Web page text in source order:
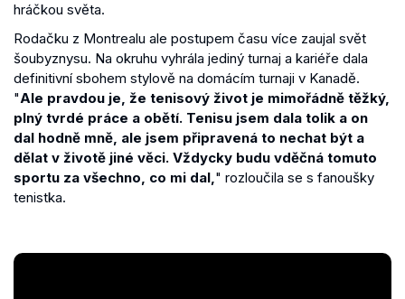
hráčkou světa.
Rodačku z Montrealu ale postupem času více zaujal svět
šoubyznysu. Na okruhu vyhrála jediný turnaj a kariéře dala
definitivní sbohem stylově na domácím turnaji v Kanadě.
"Ale pravdou je, že tenisový život je mimořádně těžký,
plný tvrdé práce a obětí. Tenisu jsem dala tolik a on
dal hodně mně, ale jsem připravená to nechat být a
dělat v životě jiné věci. Vždycky budu vděčná tomuto
sportu za všechno, co mi dal," rozloučila se s fanoušky
tenistka.